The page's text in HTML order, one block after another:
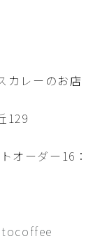
カレーのお店
129
オーダー16：